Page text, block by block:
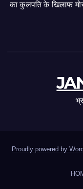
का कुलपति के खिलाफ
Proudly powered by